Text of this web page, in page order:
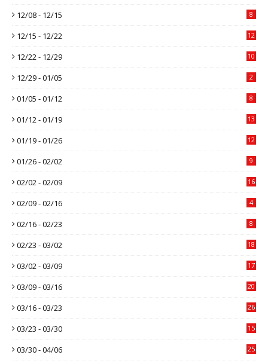
12/08 - 12/15 8
12/15 - 12/22 12
12/22 - 12/29 10
12/29 - 01/05 2
01/05 - 01/12 8
01/12 - 01/19 13
01/19 - 01/26 12
01/26 - 02/02 9
02/02 - 02/09 16
02/09 - 02/16 4
02/16 - 02/23 8
02/23 - 03/02 18
03/02 - 03/09 17
03/09 - 03/16 20
03/16 - 03/23 26
03/23 - 03/30 15
03/30 - 04/06 25